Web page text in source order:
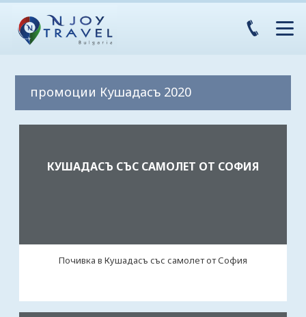
промоции Кушадасъ 2020
КУШАДАСЪ СЪС САМОЛЕТ ОТ СОФИЯ
Почивка в Кушадасъ със самолет от София